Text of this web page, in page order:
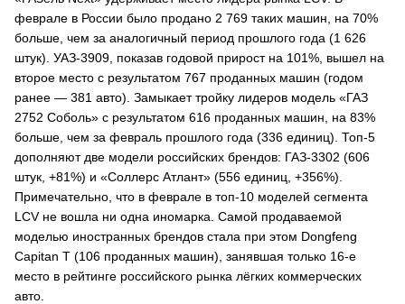
феврале в России было продано 2 769 таких машин, на 70%
больше, чем за аналогичный период прошлого года (1 626
штук). УАЗ-3909, показав годовой прирост на 101%, вышел на
второе место с результатом 767 проданных машин (годом
ранее — 381 авто). Замыкает тройку лидеров модель «ГАЗ
2752 Соболь» с результатом 616 проданных машин, на 83%
больше, чем за февраль прошлого года (336 единиц). Топ-5
дополняют две модели российских брендов: ГАЗ-3302 (606
штук, +81%) и «Соллерс Атлант» (556 единиц, +356%).
Примечательно, что в феврале в топ-10 моделей сегмента
LCV не вошла ни одна иномарка. Самой продаваемой
моделью иностранных брендов стала при этом Dongfeng
Capitan T (106 проданных машин), занявшая только 16-е
место в рейтинге российского рынка лёгких коммерческих
авто.